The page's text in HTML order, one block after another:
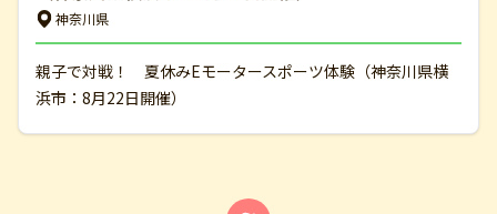
神奈川県
親子で対戦！ 夏休みEモータースポーツ体験（神奈川県横
浜市：8月22日開催）